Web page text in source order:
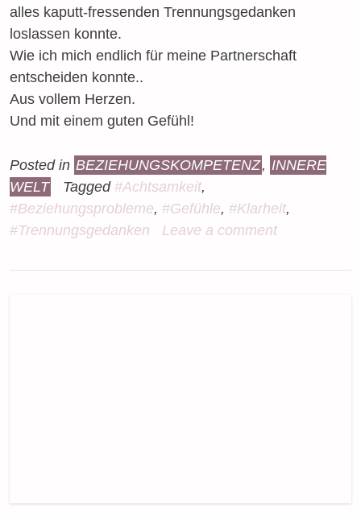
alles kaputt-fressenden Trennungsgedanken
loslassen konnte.
Wie ich mich endlich für meine Partnerschaft
entscheiden konnte..
Aus vollem Herzen.
Und mit einem guten Gefühl!
Posted in BEZIEHUNGSKOMPETENZ, INNERE
WELT
Tagged #Achtsamkeit,
#Beziehungsprobleme, #Gefühle, #Klarheit,
#Trennungsgedanken
Leave a comment